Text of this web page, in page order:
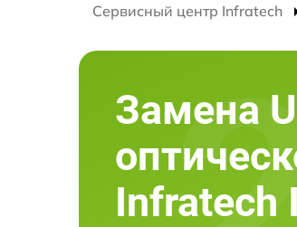
Сервисный центр Infratech
Замена
Infratech